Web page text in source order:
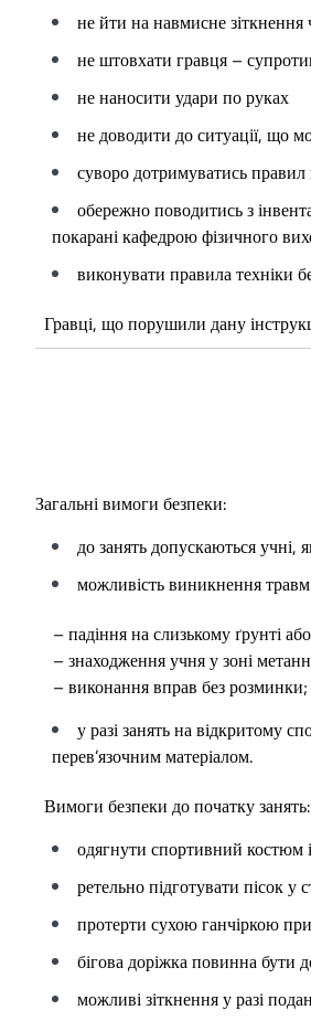
не йти на навмисне
не штовхати гравця –
не наносити удари по руках
не доводити до ситуації, що
суворо дотримуватись
обережно поводитись з
покарані кафедрою фізичного
виконувати правила техніки
Гравці, що порушили дану
Загальні вимоги безпеки:
до занять допускаються учні,
можливість виникнення травм
– падіння на слизькому ґрунті
– знаходження учня у зоні
– виконання вправ без розминки;
у разі занять на відкритому
перев’язочним матеріалом.
Вимоги безпеки до початку занять:
одягнути спортивний костюм
ретельно підготувати пісок у
протерти сухою ганчіркою
бігова доріжка повинна бути
можливі зіткнення у разі